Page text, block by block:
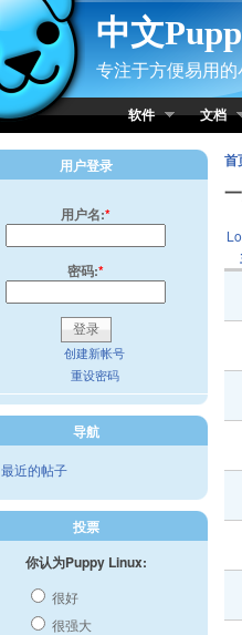
中文
专注于方便易用
软件 文档
首
用户登录
用户名:*
密码:*
创建新帐号
重设密码
导航
最近的帖子
投票
你认为Puppy Linux:
很好
很强大